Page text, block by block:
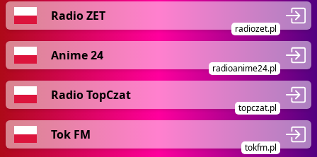
Radio ZET
radiozet.pl
Anime 24
radioanime24.pl
Radio TopCzat
topczat.pl
Tok FM
tokfm.pl